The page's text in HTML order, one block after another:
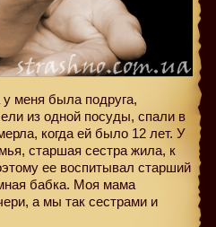
у меня была подруга,
из одной посуды, спали в
когда ей было 12 лет. У
старшая сестра жила, к
ее воспитывал старший
бабка. Моя мама
а мы так сестрами и